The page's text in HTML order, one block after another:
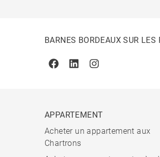
BARNES BORDEAUX SUR LES
FacebookLinkedinInstagram
APPARTEMENT
Acheter un appartement aux
Chartrons